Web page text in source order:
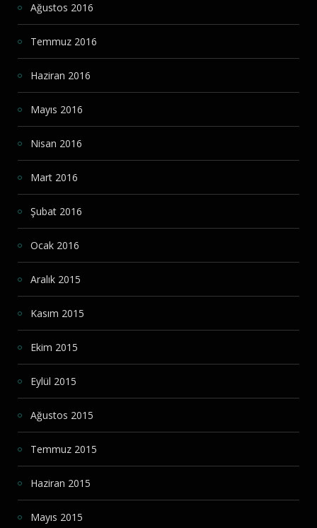
Ağustos 2016
Temmuz 2016
Haziran 2016
Mayıs 2016
Nisan 2016
Mart 2016
Şubat 2016
Ocak 2016
Aralık 2015
Kasım 2015
Ekim 2015
Eylül 2015
Ağustos 2015
Temmuz 2015
Haziran 2015
Mayıs 2015